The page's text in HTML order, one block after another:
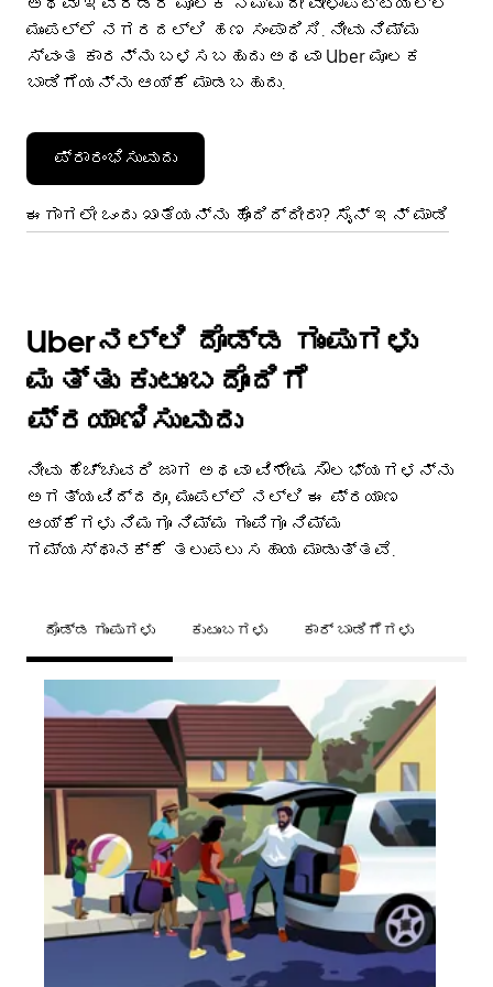
ಮುಂಪಲ್ಲೆ ನಗರದಲ್ಲಿ ಹಣ ಸಂಪಾದಿಸಿ. ನೀವು ನಿಮ್ಮ
ಸ್ವಂತ ಕಾರನ್ನು ಬಳಸಬಹುದು ಅಥವಾ Uber ಮೂಲಕ
ಬಾಡಿಗೆಯನ್ನು ಆಯ್ಕೆ ಮಾಡಬಹುದು.
ಪ್ರಾರಂಭಿಸುವುದು
ಈಗಾಗಲೇ ಒಂದು ಖಾತೆಯನ್ನು ಹೊಂದಿದ್ದೀರಾ? ಸೈನ್ ಇನ್ ಮಾಡಿ
Uberನಲ್ಲಿ ದೊಡ್ಡ ಗುಂಪುಗಳು
ಮತ್ತು ಕುಟುಂಬದೊಂದಿಗೆ
ಪ್ರಯಾಣಿಸುವುದು
ನೀವು ಹೆಚ್ಚುವರಿ ಜಾಗ ಅಥವಾ ವಿಶೇಷ ಸೌಲಭ್ಯಗಳನ್ನು
ಅಗತ್ಯವಿದ್ದರೂ, ಮುಂಪಲ್ಲೆ ನಲ್ಲಿ ಈ ಪ್ರಯಾಣ
ಆಯ್ಕೆಗಳು ನಿಮಗೂ ನಿಮ್ಮ ಗುಂಪಿಗೂ ನಿಮ್ಮ
ಗಮ್ಯಸ್ಥಾನಕ್ಕೆ ತಲುಪಲು ಸಹಾಯ ಮಾಡುತ್ತವೆ.
ದೊಡ್ಡ ಗುಂಪುಗಳು ಕುಟುಂಬಗಳು ಕಾರ್ ಬಾಡಿಗೆಗಳು